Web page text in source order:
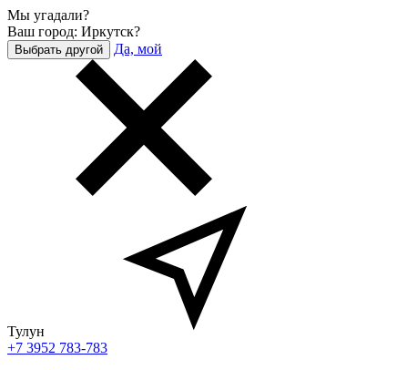
Мы угадали?
Ваш город: Иркутск?
Выбрать другой Да, мой
Тулун
+7 3952 783-783